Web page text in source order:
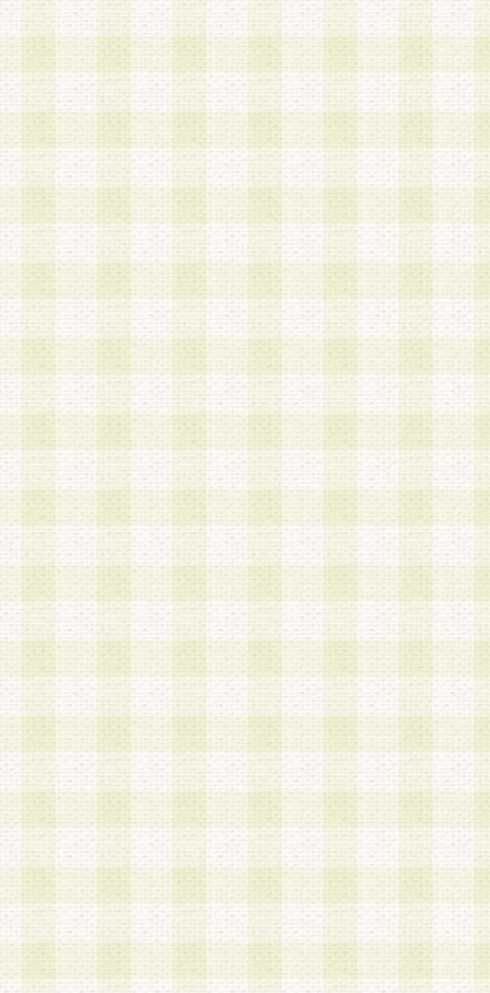
は、当該個人情報を以下の各号に定める目的に利
す。なお、これら事項以外の目的で個人情報を利
かじめ会員の同意を得たうえで利用するものとし
a.本サービスの実施または運営
b.本サービスに係る謝礼、景品、調査サンプル品
c.会員からの電話、メール等の問い合わせなどへ
d.その他これらに付随する業務
2.当社は、会員個人を識別することのできる情報
会員情報を本人の承諾なく第三者に開示すること
人を識別できる情報について第三者に開示または
社は事前に会員本人の同意を得るものとします。
3.前項の定めに拘わらず、当社は、以下の目的に
意を 得ることなく、会員個人を識別できる情報
づき選定した委託業者に対して当社の責任におい
できるものとします。な お、当社は、当該委託
契約を締結しこれを遵守させるとともに、本規約
の注意をもって当該情報を使用させるものとし ま
a.本サービスに係る謝礼、景品、調査サンプル品
b.会員からの電話、メール等の問い合わせなどへ
c.モバイルリサーチ、またはグループ形式による
実施もしくは運営
d.その他これらに付随する業務
4.会員は、住所、電話番号その他の登録情報につ
合は、速やかに当社所定の変更手続きを行うもの
5.当社は、必要と認めた場合、会員に対して、電
手段により登録情報の対象者が会員登録者本人で
の内容が正確であること、アンケートの回答内容
うことができるものとます。
6.会員は、会員登録後当社が定期的に行う登録情
して、当社指定の期間内に更新手続きを行うもの
該期間内に更新手続きを行わない場合、その時点
発行したポイントは失効されるものとします。